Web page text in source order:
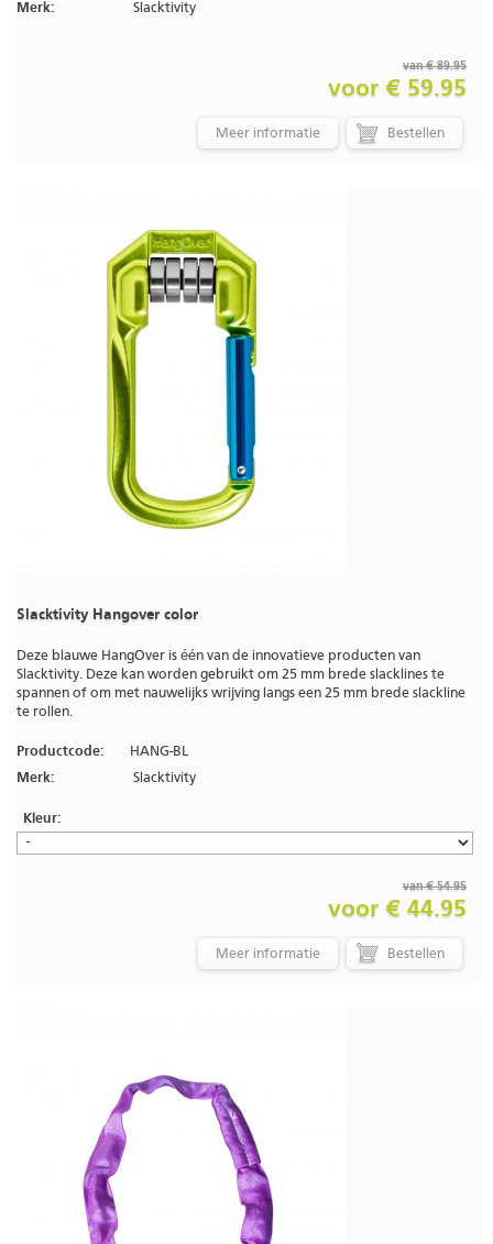
Merk:
Slacktivity
van € 89.95
voor € 59.95
Meer informatie
Slacktivity Hangover color
Deze blauwe HangOver is één van de innovatieve producten van
Slacktivity. Deze kan worden gebruikt om 25 mm brede slacklines te
spannen of om met nauwelijks wrijving langs een 25 mm brede slackline
te rollen.
Productcode:
HANG-BL
Merk:
Slacktivity
Kleur:
van € 54.95
voor € 44.95
Meer informatie